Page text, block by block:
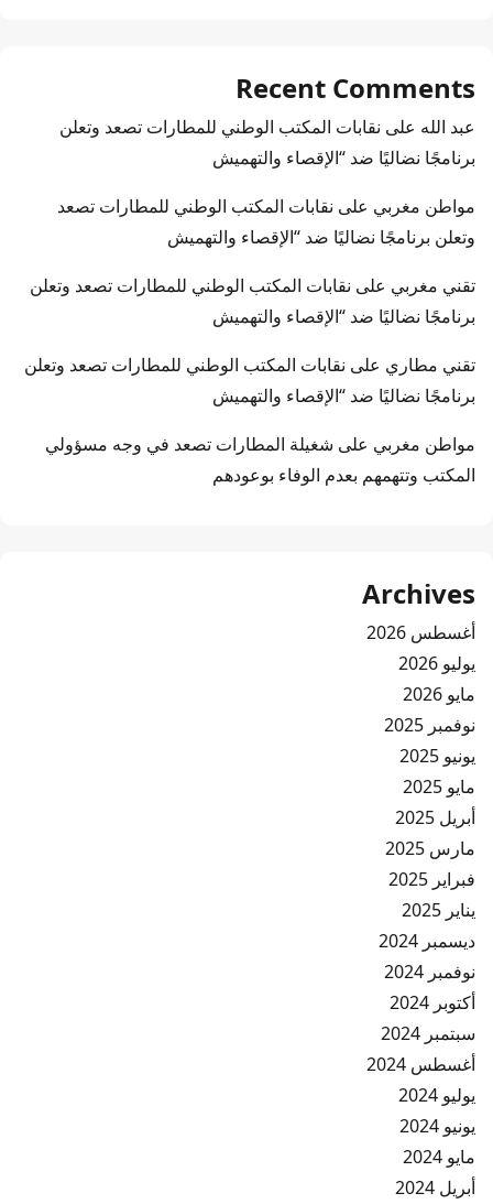
Recent Comments
عبد الله على نقابات المكتب الوطني للمطارات تصعد وتعلن
برنامجًا نضاليًا ضد “الإقصاء والتهميش
مواطن مغربي على نقابات المكتب الوطني للمطارات تصعد
وتعلن برنامجًا نضاليًا ضد “الإقصاء والتهميش
تقني مغربي على نقابات المكتب الوطني للمطارات تصعد وتعلن
برنامجًا نضاليًا ضد “الإقصاء والتهميش
تقني مطاري على نقابات المكتب الوطني للمطارات تصعد وتعلن
برنامجًا نضاليًا ضد “الإقصاء والتهميش
مواطن مغربي على شغيلة المطارات تصعد في وجه مسؤولي
المكتب وتتهمهم بعدم الوفاء بوعودهم
Archives
أغسطس 2026
يوليو 2026
مايو 2026
نوفمبر 2025
يونيو 2025
مايو 2025
أبريل 2025
مارس 2025
فبراير 2025
يناير 2025
ديسمبر 2024
نوفمبر 2024
أكتوبر 2024
سبتمبر 2024
أغسطس 2024
يوليو 2024
يونيو 2024
مايو 2024
أبريل 2024